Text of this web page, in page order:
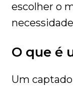
escolher o
O que é
Um